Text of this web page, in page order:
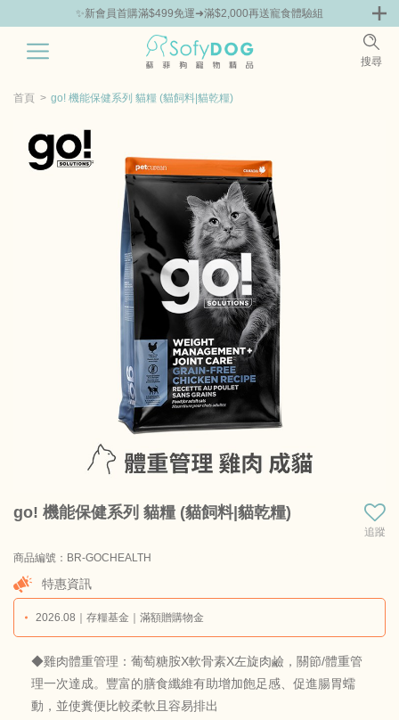
🎁Hello新朋友！完成註冊送指定商品85折抵用券
搜尋
鮮 零食專區 飼料 | 凍乾優惠組 主食罐 | 餐包優惠
首頁 go! 機能保健系列 貓糧 (貓飼料|貓乾糧)
go! 機能保健系列 貓糧 (貓飼料|貓乾糧)
追蹤
商品編號：BR-GOCHEALTH
特惠資訊
2026.08｜存糧基金｜滿額贈購物金
◆雞肉體重管理：葡萄糖胺X軟骨素X左旋肉鹼，關節/體重管
理一次達成。豐富的膳食纖維有助增加飽足感、促進腸胃蠕
動，並使糞便比較柔軟且容易排出